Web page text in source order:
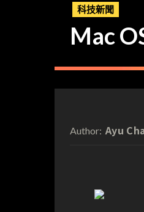
科技新聞
Mac
Author: Ayu